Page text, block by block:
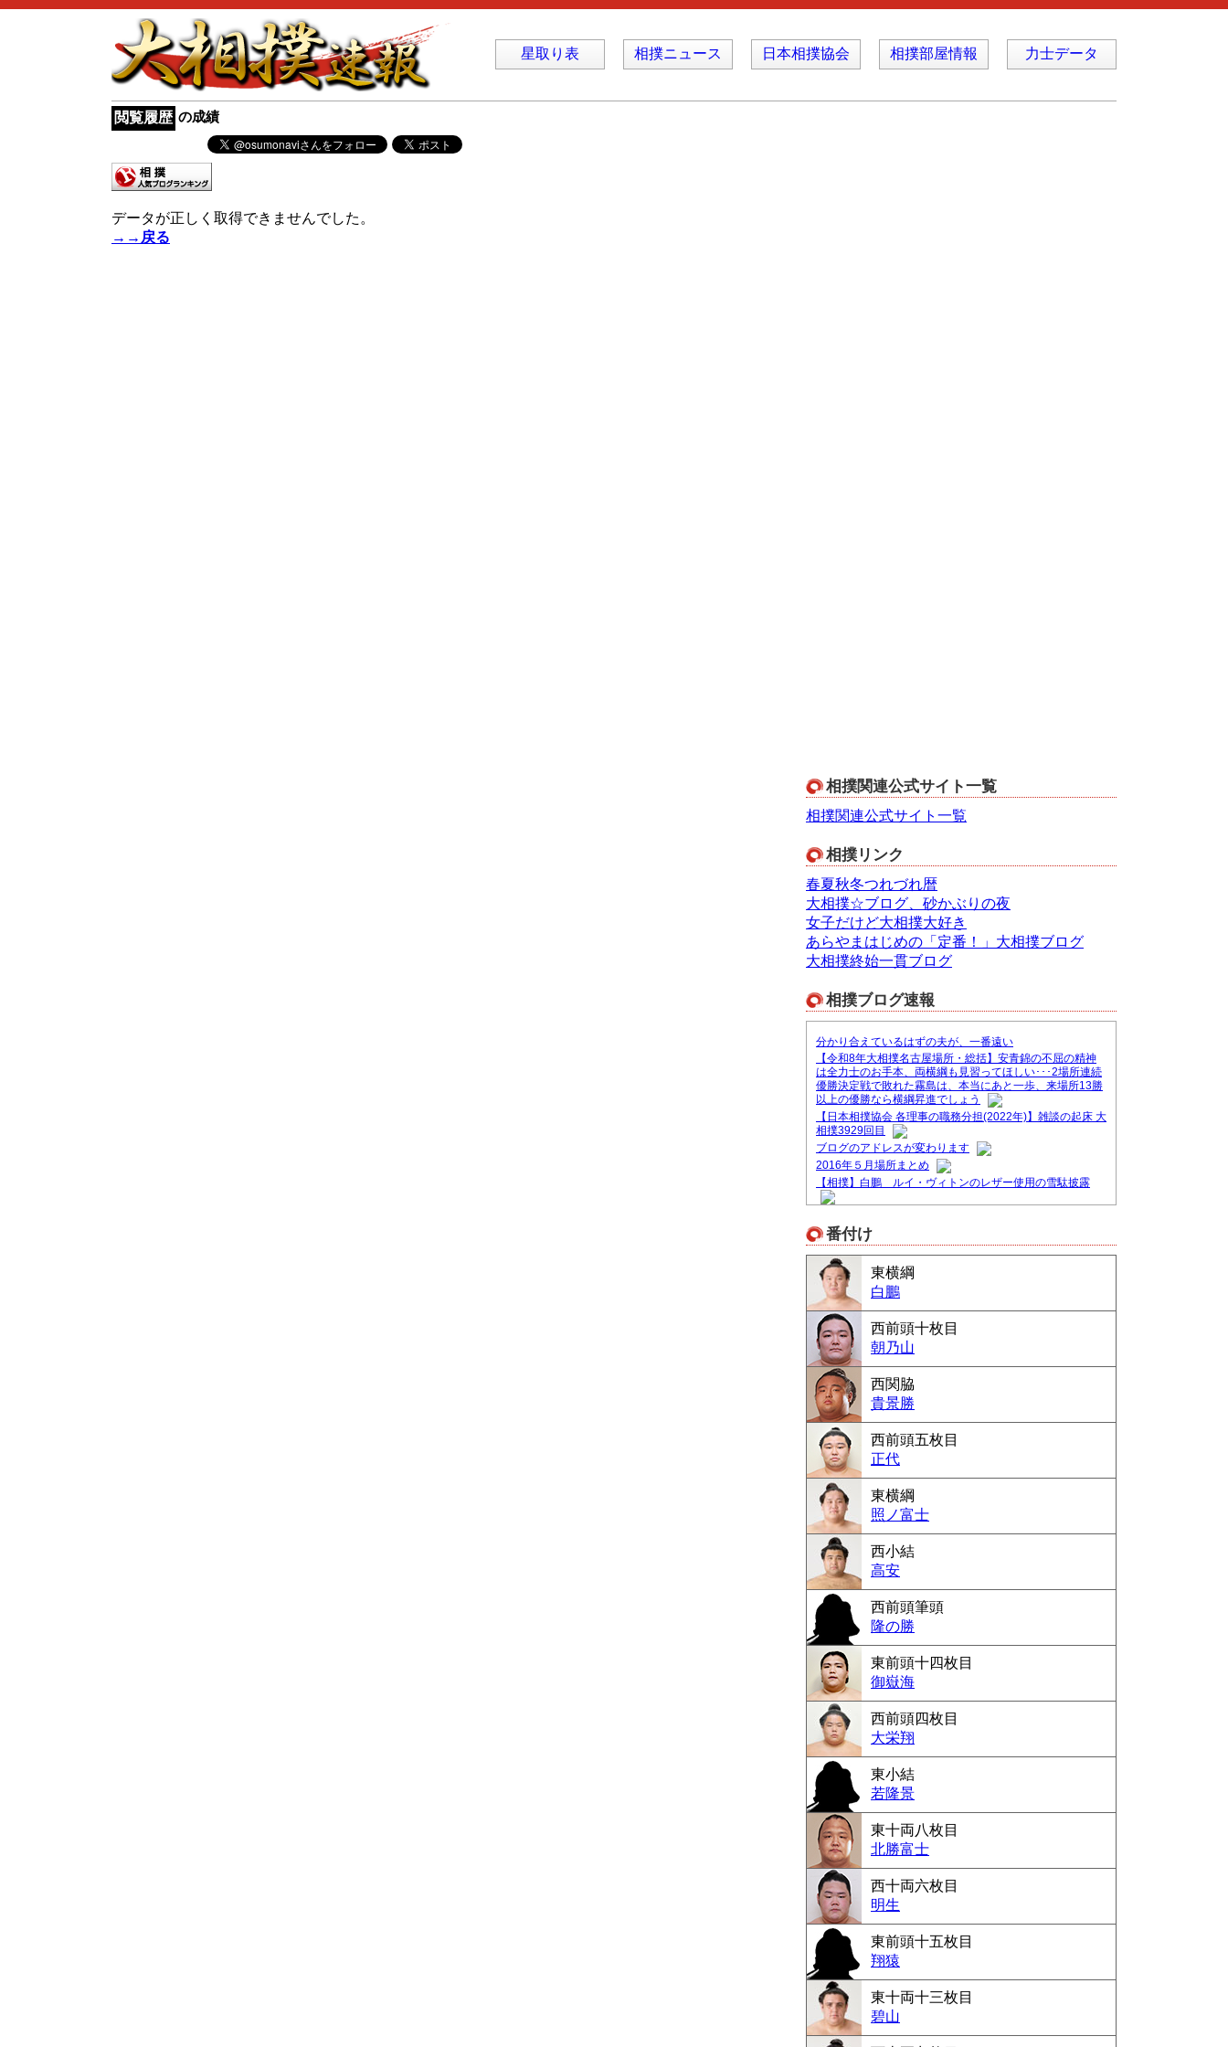
力士データ
相撲部屋情報
日本相撲協会
相撲ニュース
星取り表
閲覧履歴 の成績
データが正しく取得できませんでした。
→→戻る
相撲関連公式サイト一覧
相撲関連公式サイト一覧
相撲リンク
春夏秋冬つれづれ暦
大相撲☆ブログ、砂かぶりの夜
女子だけど大相撲大好き
あらやまはじめの「定番！」大相撲ブログ
大相撲終始一貫ブログ
相撲ブログ速報
分かり合えているはずの夫が、一番遠い
【令和8年大相撲名古屋場所・総括】安青錦の不屈の精神
は全力士のお手本、両横綱も見習ってほしい･･･2場所連続
優勝決定戦で敗れた霧島は、本当にあと一歩、来場所13勝
以上の優勝なら横綱昇進でしょう
【日本相撲協会 各理事の職務分担(2022年)】雑談の起床 大
相撲3929回目
ブログのアドレスが変わります
2016年５月場所まとめ
【相撲】白鵬 ルイ・ヴィトンのレザー使用の雪駄披露
Powered by livedoor 相互RSS
番付け
東横綱
白鵬
西前頭十枚目
朝乃山
西関脇
貴景勝
西前頭五枚目
正代
東横綱
照ノ富士
西小結
高安
西前頭筆頭
隆の勝
東前頭十四枚目
御嶽海
西前頭四枚目
大栄翔
東小結
若隆景
東十両八枚目
北勝富士
西十両六枚目
明生
東前頭十五枚目
翔猿
東十両十三枚目
碧山